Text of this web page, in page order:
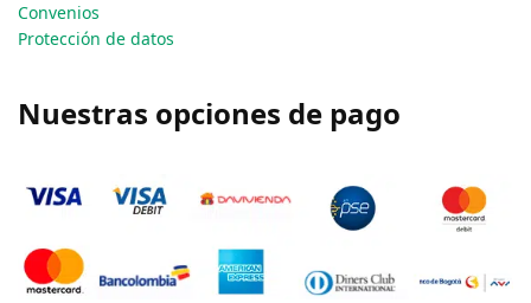
Convenios
Protección de datos
Nuestras opciones de pago